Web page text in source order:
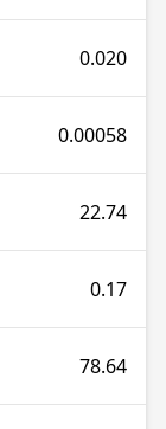
0.020
0.00058
22.74
0.17
78.64